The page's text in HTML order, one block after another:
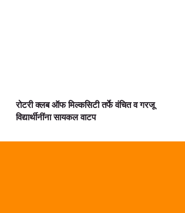
रोटरी क्लब ऑफ मिल्कसिटी तर्फे वंचित व गरजू
विद्यार्थीनींना सायकल वाटप